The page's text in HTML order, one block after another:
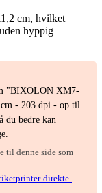
cm, hvilket
hyppig
"BIXOLON XM7-
- 203 dpi - op til
du bedre kan
til denne side som
direkte-